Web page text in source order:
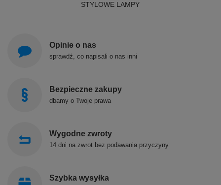
STYLOWE LAMPY
Opinie o nas
sprawdź, co napisali o nas inni
Bezpieczne zakupy
dbamy o Twoje prawa
Wygodne zwroty
14 dni na zwrot bez podawania przyczyny
Szybka wysyłka